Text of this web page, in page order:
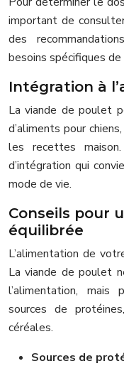
important de
des
besoins spécifiques de
Intégration à
La viande de poulet
d’aliments pour
les recettes
d’intégration qui
mode de vie.
Conseils pour
équilibrée
L’alimentation de
La viande de poulet
l’alimentation, mais
sources de
céréales.
Sources de